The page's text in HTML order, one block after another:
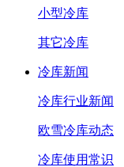
小型冷库
其它冷库
冷库新闻
冷库行业新闻
欧雪冷库动态
冷库使用常识